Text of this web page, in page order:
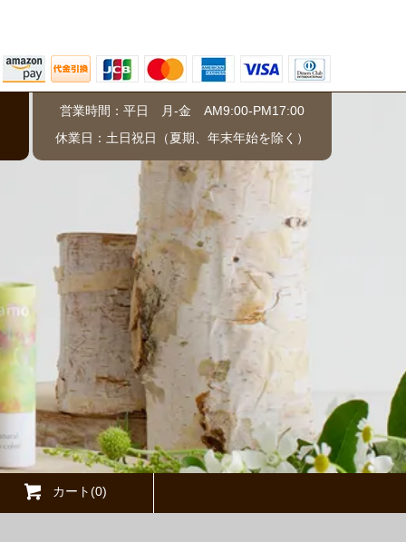
営業時間：平日 月-金 AM9:00-PM17:00
休業日：土日祝日（夏期、年末年始を除く）
カート(0)